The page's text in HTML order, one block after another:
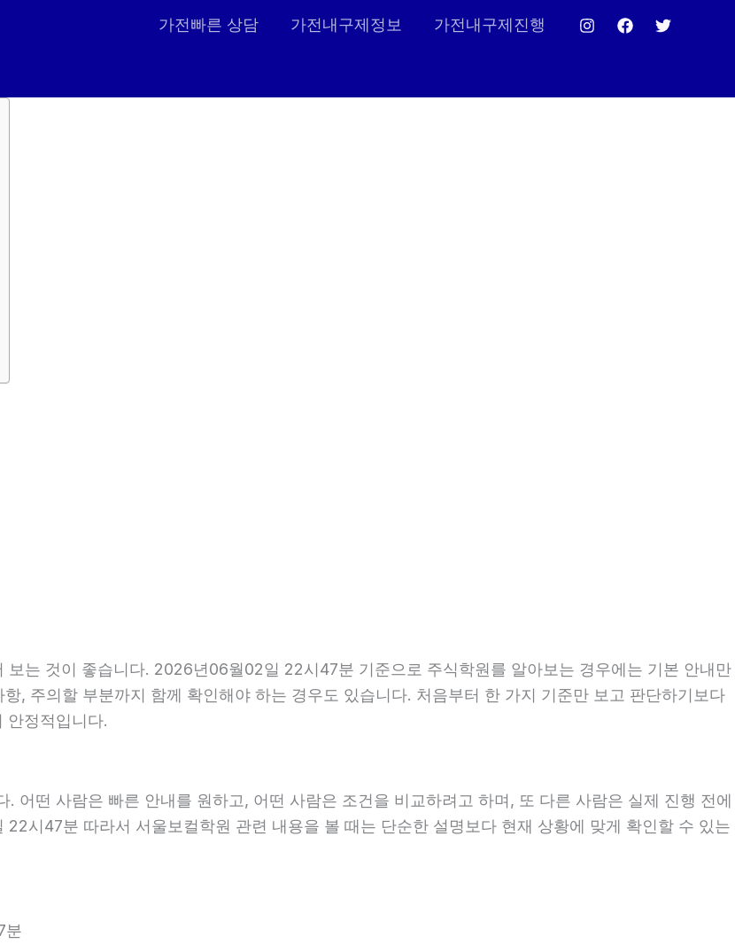
가전빠른 상담 가전내구제정보 가전내구제진행
는 것이 좋습니다. 2026년06월02일 22시47분 기준으로 주식학원를 알아보는 경우에는 기본 안내만
, 주의할 부분까지 함께 확인해야 하는 경우도 있습니다. 처음부터 한 가지 기준만 보고 판단하기보다
안정적입니다.
어떤 사람은 빠른 안내를 원하고, 어떤 사람은 조건을 비교하려고 하며, 또 다른 사람은 실제 진행 전에
시47분 따라서 서울보컬학원 관련 내용을 볼 때는 단순한 설명보다 현재 상황에 맞게 확인할 수 있는
분